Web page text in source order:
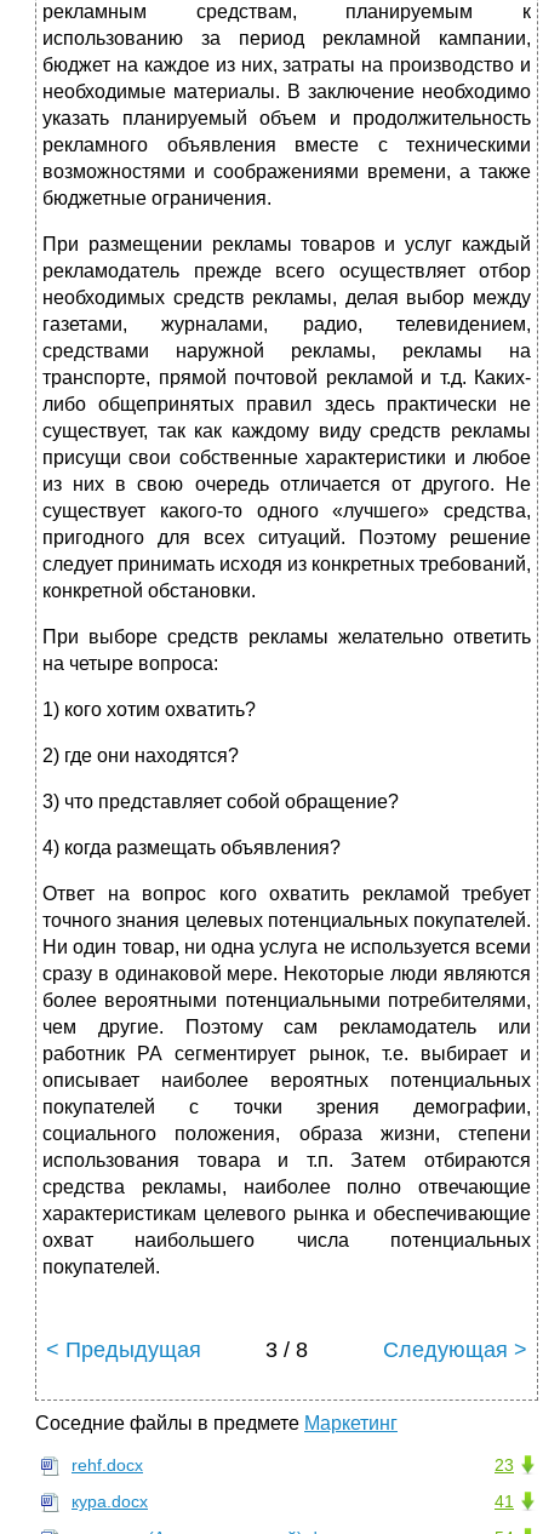
рекламным средствам, планируемым к
использованию за период рекламной кампании,
бюджет на каждое из них, затраты на производство и
необходимые материалы. В заключение необходимо
указать планируемый объем и продолжительность
рекламного объявления вместе с техническими
возможностями и соображениями времени, а также
бюджетные ограничения.
При размещении рекламы товаров и услуг каждый
рекламодатель прежде всего осуществляет отбор
необходимых средств рекламы, делая выбор между
газетами, журналами, радио, телевидением,
средствами наружной рекламы, рекламы на
транспорте, прямой почтовой рекламой и т.д. Каких-
либо общепринятых правил здесь практически не
существует, так как каждому виду средств рекламы
присущи свои собственные характеристики и любое
из них в свою очередь отличается от другого. Не
существует какого-то одного «лучшего» средства,
пригодного для всех ситуаций. Поэтому решение
следует принимать исходя из конкретных требований,
конкретной обстановки.
При выборе средств рекламы желательно ответить
на четыре вопроса:
1) кого хотим охватить?
2) где они находятся?
3) что представляет собой обращение?
4) когда размещать объявления?
Ответ на вопрос кого охватить рекламой требует
точного знания целевых потенциальных покупателей.
Ни один товар, ни одна услуга не используется всеми
сразу в одинаковой мере. Некоторые люди являются
более вероятными потенциальными потребителями,
чем другие. Поэтому сам рекламодатель или
работник РА сегментирует рынок, т.е. выбирает и
описывает наиболее вероятных потенциальных
покупателей с точки зрения демографии,
социального положения, образа жизни, степени
использования товара и т.п. Затем отбираются
средства рекламы, наиболее полно отвечающие
характеристикам целевого рынка и обеспечивающие
охват наибольшего числа потенциальных
покупателей.
< Предыдущая 3 / 8 Следующая >
Соседние файлы в предмете Маркетинг
23
rehf.docx
41
кура.docx